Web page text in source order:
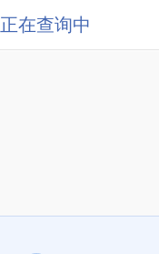
正在查询中